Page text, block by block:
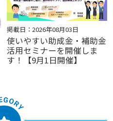
掲載日：2026年08月03日
使いやすい助成金・補助金
活用セミナーを開催しま
す！【9月1日開催】